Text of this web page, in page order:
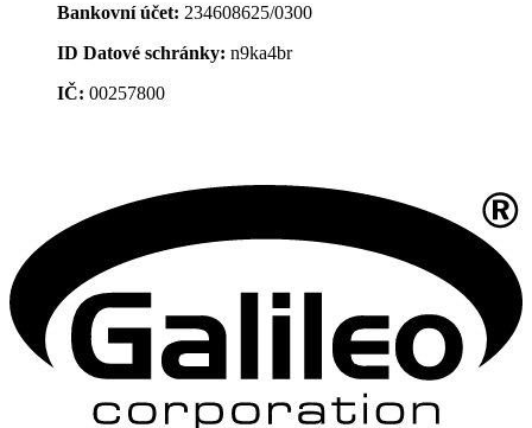
Bankovní účet: 234608625/0300
ID Datové schránky: n9ka4br
IČ: 00257800